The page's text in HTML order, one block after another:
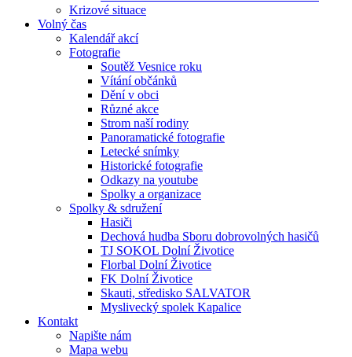
Krizové situace
Volný čas
Kalendář akcí
Fotografie
Soutěž Vesnice roku
Vítání občánků
Dění v obci
Různé akce
Strom naší rodiny
Panoramatické fotografie
Letecké snímky
Historické fotografie
Odkazy na youtube
Spolky a organizace
Spolky & sdružení
Hasiči
Dechová hudba Sboru dobrovolných hasičů
TJ SOKOL Dolní Životice
Florbal Dolní Životice
FK Dolní Životice
Skauti, středisko SALVATOR
Myslivecký spolek Kapalice
Kontakt
Napište nám
Mapa webu